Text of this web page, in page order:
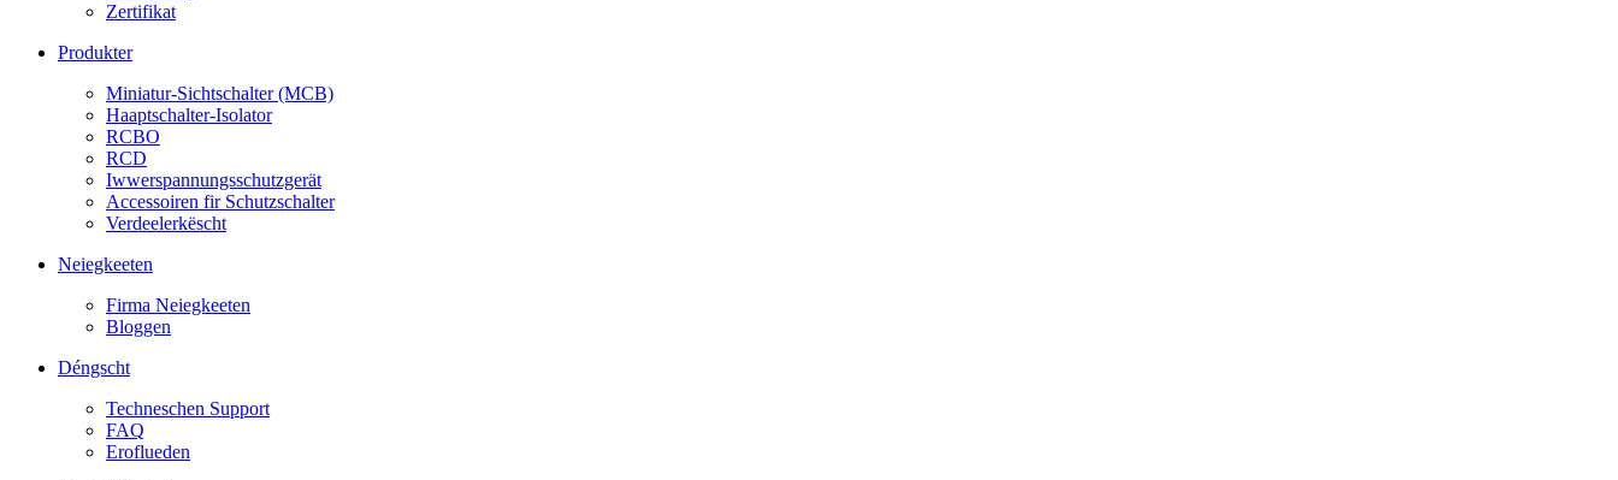
Zertifikat
Produkter
Miniatur-Sichtschalter (MCB)
Haaptschalter-Isolator
RCBO
RCD
Iwwerspannungsschutzgerät
Accessoiren fir Schutzschalter
Verdeelerkëscht
Neiegkeeten
Firma Neiegkeeten
Bloggen
Déngscht
Techneschen Support
FAQ
Eroflueden